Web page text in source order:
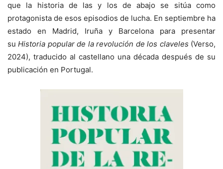
que la historia de las y los de abajo se sitúa como
protagonista de esos episodios de lucha. En septiembre ha
estado en Madrid, Iruña y Barcelona para presentar
suHistoria popular de la revolución de los claveles (Verso,
2024), traducido al castellano una década después de su
publicación en Portugal.